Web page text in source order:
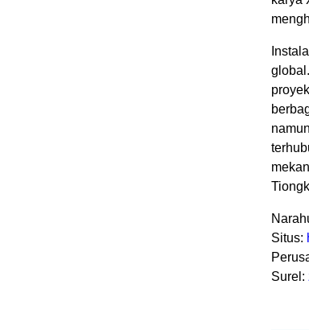
Situs:
Surel: